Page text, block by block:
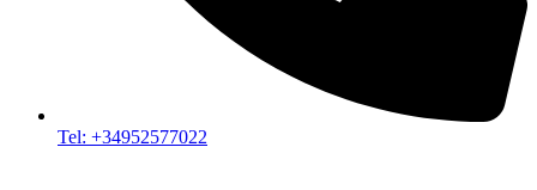
Tel: +34952577022